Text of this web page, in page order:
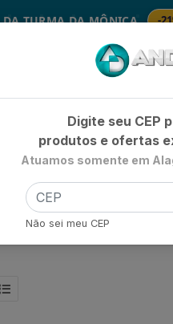
DA MÔNICA -21% de
Já é
Digite seu CEP
produtos e ofertas
Atuamos somente em
Não sei meu CEP